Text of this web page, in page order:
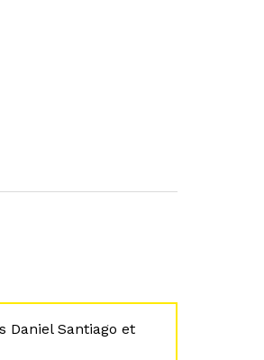
Daniel Santiago et